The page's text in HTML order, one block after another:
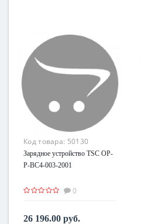
Код товара: 50130
Зарядное устройство TSC OP-
P-BC4-003-2001
0
26 196.00 руб.